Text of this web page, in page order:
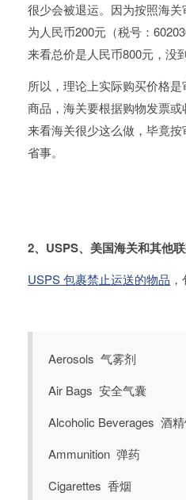
很少会被退运。因为按照海
为人民币200元（税号：
来看总价是人民币800元，没
所以，理论上实际购买价格
商品，海关要根据购物发票
来看海关很少这么做，毕竟
省事。
2、USPS、美国海关和其他
USPS 包裹禁止运送的物品
Aerosols 气雾剂
Air Bags 安全气囊
Alcoholic Beverages 酒
Ammunition 弹药
Cigarettes 香烟